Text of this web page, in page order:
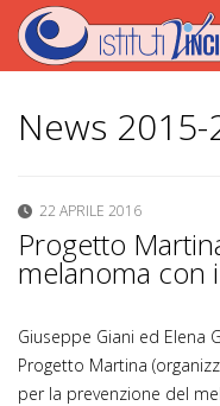
News 2015-
22 APRILE 2016
Progetto
melanoma con
Giuseppe Giani ed Elena
Progetto Martina
per la prevenzione del